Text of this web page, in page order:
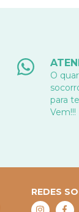
O
para
Vem!!!
REDES